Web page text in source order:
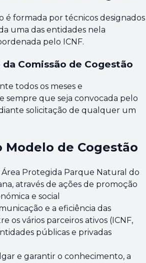
é formada por técnicos designados
uma das entidades nela
pelo ICNF.
Comissão de Cogestão
todos os meses e
sempre que seja convocada pelo
solicitação de qualquer um
Modelo de Cogestão
Área Protegida Parque Natural do
através de ações de promoção
e social
e a eficiência das
os vários parceiros ativos (ICNF,
públicas e privadas
e garantir o conhecimento, a